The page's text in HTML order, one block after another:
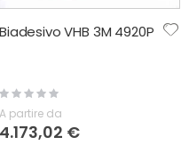
Biadesivo VHB 3M 4920P
Rating:
A partire da
4.173,02 €